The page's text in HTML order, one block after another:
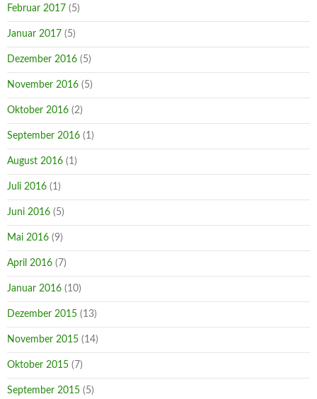
Februar 2017 (5)
Januar 2017 (5)
Dezember 2016 (5)
November 2016 (5)
Oktober 2016 (2)
September 2016 (1)
August 2016 (1)
Juli 2016 (1)
Juni 2016 (5)
Mai 2016 (9)
April 2016 (7)
Januar 2016 (10)
Dezember 2015 (13)
November 2015 (14)
Oktober 2015 (7)
September 2015 (5)